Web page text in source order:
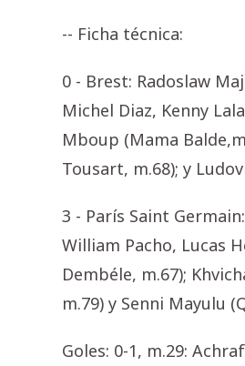
-- Ficha técnica:
0 - Brest: Radoslaw
Michel Diaz, Kenny
Mboup (Mama
Tousart, m.68); y
3 - París Saint
William Pacho, Lucas
Dembéle, m.67);
m.79) y Senni Mayulu
Goles: 0-1, m.29: